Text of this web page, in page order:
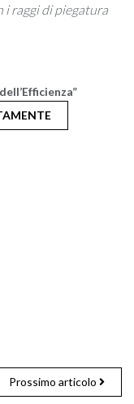
i raggi di piegatura
Prossimo articolo